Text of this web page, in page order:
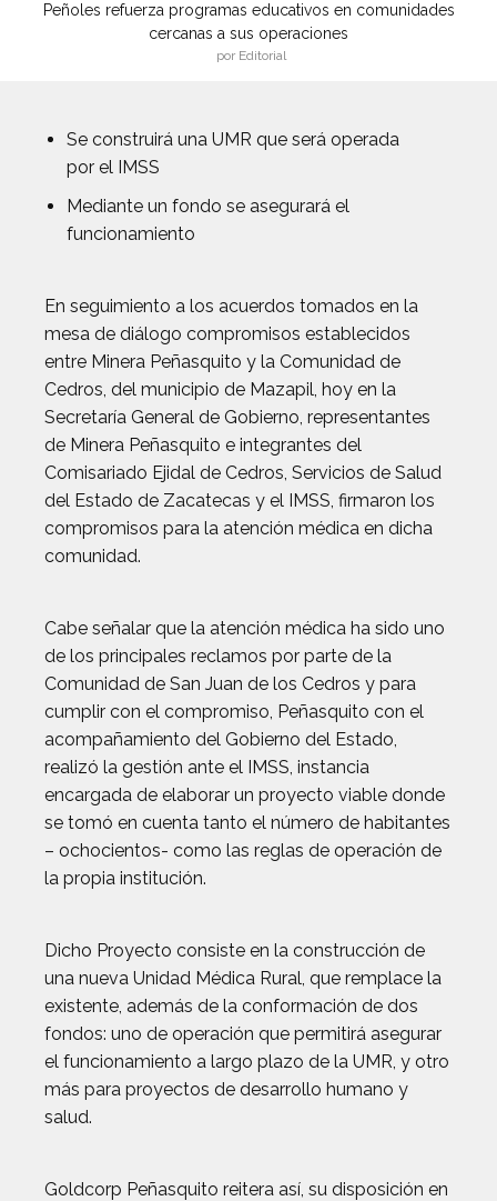
Peñoles refuerza programas educativos en comunidades
cercanas a sus operaciones
por Editorial
Se construirá una UMR que será operada
por el IMSS
Mediante un fondo se asegurará el
funcionamiento
En seguimiento a los acuerdos tomados en la
mesa de diálogo compromisos establecidos
entre Minera Peñasquito y la Comunidad de
Cedros, del municipio de Mazapil, hoy en la
Secretaría General de Gobierno, representantes
de Minera Peñasquito e integrantes del
Comisariado Ejidal de Cedros, Servicios de Salud
del Estado de Zacatecas y el IMSS, firmaron los
compromisos para la atención médica en dicha
comunidad.
Cabe señalar que la atención médica ha sido uno
de los principales reclamos por parte de la
Comunidad de San Juan de los Cedros y para
cumplir con el compromiso, Peñasquito con el
acompañamiento del Gobierno del Estado,
realizó la gestión ante el IMSS, instancia
encargada de elaborar un proyecto viable donde
se tomó en cuenta tanto el número de habitantes
– ochocientos- como las reglas de operación de
la propia institución.
Dicho Proyecto consiste en la construcción de
una nueva Unidad Médica Rural, que remplace la
existente, además de la conformación de dos
fondos: uno de operación que permitirá asegurar
el funcionamiento a largo plazo de la UMR, y otro
más para proyectos de desarrollo humano y
salud.
Goldcorp Peñasquito reitera así, su disposición en